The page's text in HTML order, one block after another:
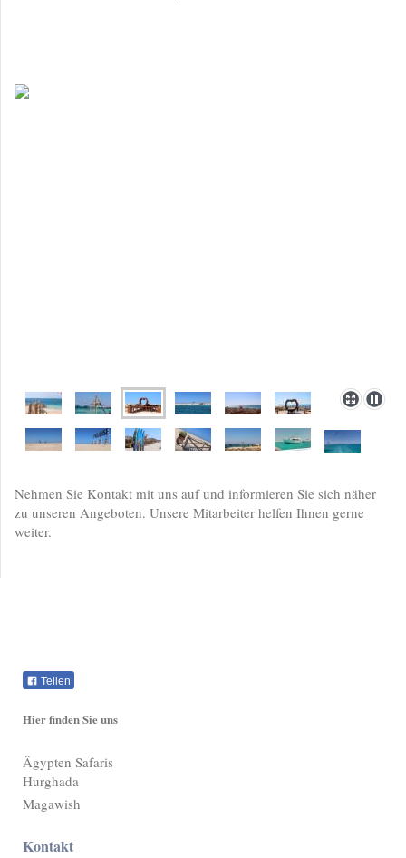
Nehmen Sie Kontakt mit uns auf und informieren Sie sich näher
zu unseren Angeboten. Unsere Mitarbeiter helfen Ihnen gerne
weiter.
Teilen
Hier finden Sie uns
Ägypten Safaris
Hurghada
Magawish
Kontakt